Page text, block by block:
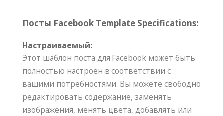
Посты Facebook Template Specifications:
Настраиваемый:
Этот шаблон поста для Facebook может быть
полностью настроен в соответствии с
вашими потребностями. Вы можете свободно
редактировать содержание, заменять
изображения, менять цвета, добавлять или